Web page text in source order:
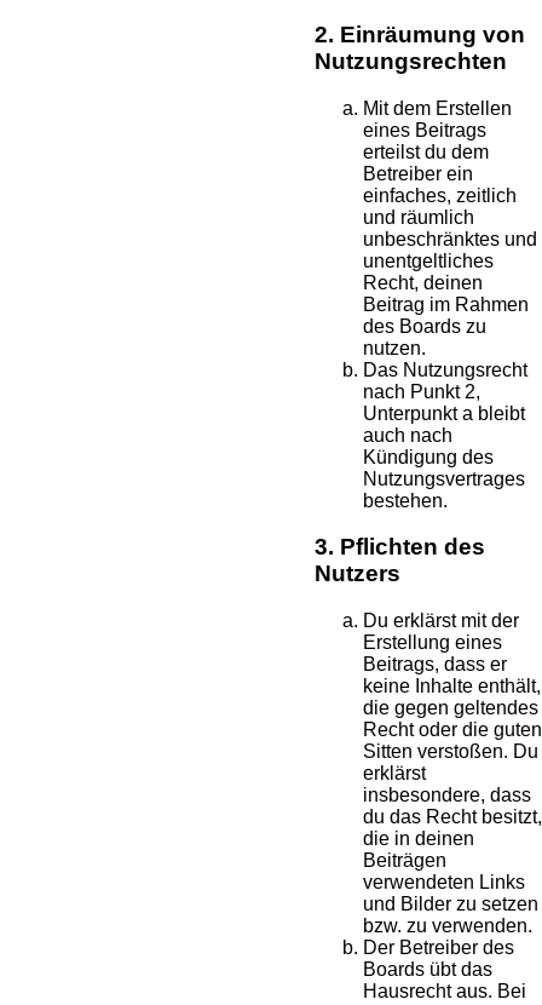
2. Einräumung von
Nutzungsrechten
Mit dem Erstellen
eines Beitrags
erteilst du dem
Betreiber ein
einfaches, zeitlich
und räumlich
unbeschränktes und
unentgeltliches
Recht, deinen
Beitrag im Rahmen
des Boards zu
nutzen.
Das Nutzungsrecht
nach Punkt 2,
Unterpunkt a bleibt
auch nach
Kündigung des
Nutzungsvertrages
bestehen.
3. Pflichten des
Nutzers
Du erklärst mit der
Erstellung eines
Beitrags, dass er
keine Inhalte enthält,
die gegen geltendes
Recht oder die guten
Sitten verstoßen. Du
erklärst
insbesondere, dass
du das Recht besitzt,
die in deinen
Beiträgen
verwendeten Links
und Bilder zu setzen
bzw. zu verwenden.
Der Betreiber des
Boards übt das
Hausrecht aus. Bei